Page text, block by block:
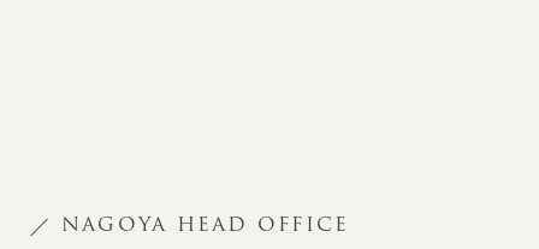
NAGOYA HEAD OFFICE